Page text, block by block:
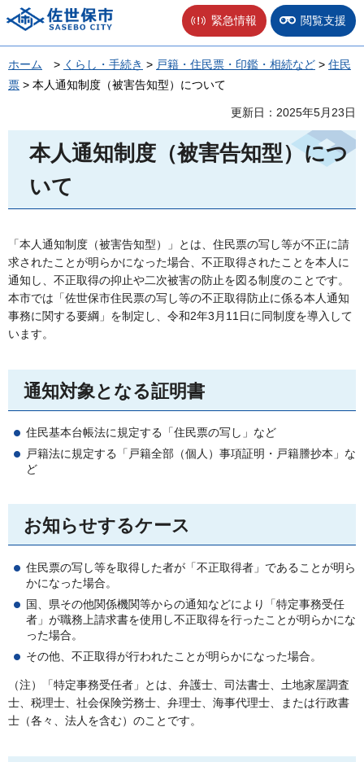
佐世保市 緊急情報 閲覧支援
ホーム > くらし・手続き > 戸籍・住民票・印鑑・相続など > 住民
票 > 本人通知制度（被害告知型）について
更新日：2025年5月23日
本人通知制度（被害告知型）につ
いて
「本人通知制度（被害告知型）」とは、住民票の写し等が不正に請
求されたことが明らかになった場合、不正取得されたことを本人に
通知し、不正取得の抑止や二次被害の防止を図る制度のことです。
本市では「佐世保市住民票の写し等の不正取得防止に係る本人通知
事務に関する要綱」を制定し、令和2年3月11日に同制度を導入して
います。
通知対象となる証明書
住民基本台帳法に規定する「住民票の写し」など
戸籍法に規定する「戸籍全部（個人）事項証明・戸籍謄抄本」な
ど
お知らせするケース
住民票の写し等を取得した者が「不正取得者」であることが明ら
かになった場合。
国、県その他関係機関等からの通知などにより「特定事務受任
者」が職務上請求書を使用し不正取得を行ったことが明らかにな
った場合。
その他、不正取得が行われたことが明らかになった場合。
（注）「特定事務受任者」とは、弁護士、司法書士、土地家屋調査
士、税理士、社会保険労務士、弁理士、海事代理士、または行政書
士（各々、法人を含む）のことです。